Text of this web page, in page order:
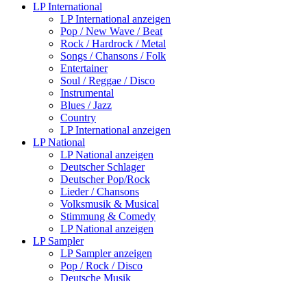
LP International
LP International anzeigen
Pop / New Wave / Beat
Rock / Hardrock / Metal
Songs / Chansons / Folk
Entertainer
Soul / Reggae / Disco
Instrumental
Blues / Jazz
Country
LP International anzeigen
LP National
LP National anzeigen
Deutscher Schlager
Deutscher Pop/Rock
Lieder / Chansons
Volksmusik & Musical
Stimmung & Comedy
LP National anzeigen
LP Sampler
LP Sampler anzeigen
Pop / Rock / Disco
Deutsche Musik